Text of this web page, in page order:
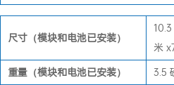
尺寸（模块和电池已安装）
米
重量（模块和电池已安装）
3.5